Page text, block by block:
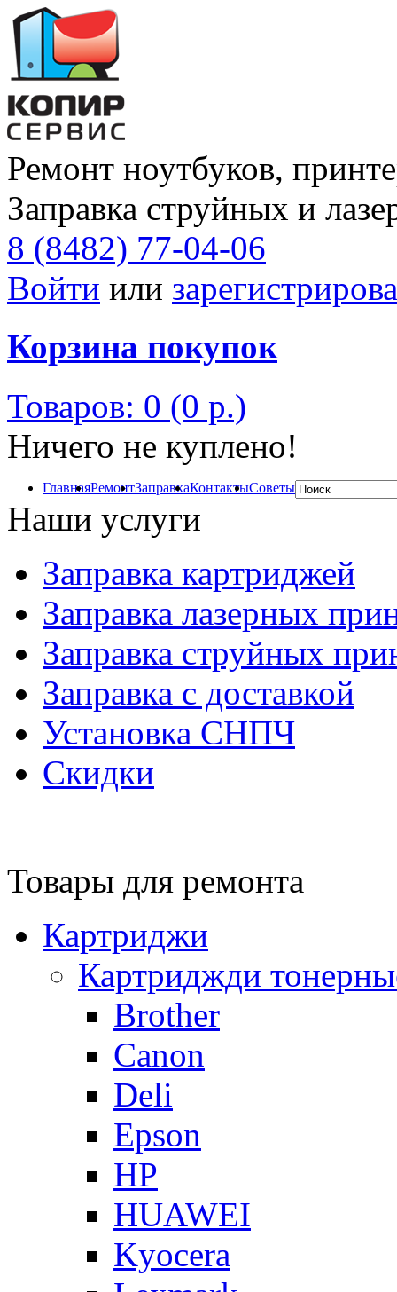
Ремонт ноутбуков,
Заправка струйных и
8 (8482) 77-04-06
Войти или
Корзина покупок
Товаров: 0 (0 р.)
Ничего не куплено!
ГлавнаяРемонтЗаправкаКонтактыСоветы
Наши услуги
Заправка картриджей
Заправка лазерных
Заправка струйных
Заправка с доставкой
Установка СНПЧ
Скидки
Товары для ремонта
Картриджи
Картриджди
Brother
Canon
Deli
Epson
HP
HUAWEI
Kyocera